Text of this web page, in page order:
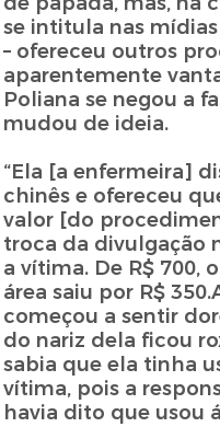
se intitula nas
– ofereceu outros
aparentemente
Poliana se negou a
mudou de ideia.
“Ela [a enfermeira]
chinês e ofereceu
valor [do
troca da divulgação
a vítima. De R$ 700,
área saiu por R$
começou a sentir
do nariz dela ficou
sabia que ela tinha
vítima, pois a
havia dito que usou